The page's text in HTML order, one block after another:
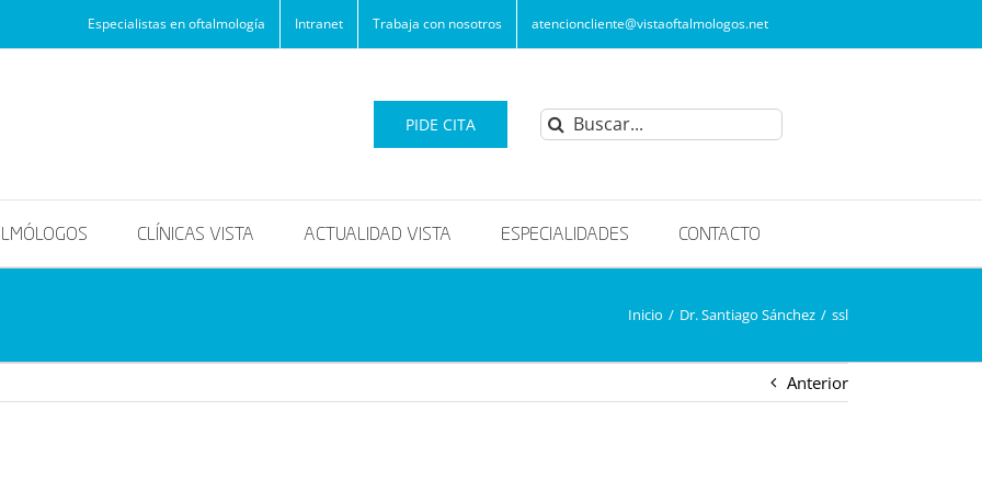
Especialistas en oftalmología Intranet Trabaja con nosotros atencioncliente@vistaoftalmologos.net
PIDE CITA Buscar:
CLÍNICAS VISTA ACTUALIDAD VISTA ESPECIALIDADES CONTACTO
Inicio / Dr. Santiago Sánchez / ssl
Anterior